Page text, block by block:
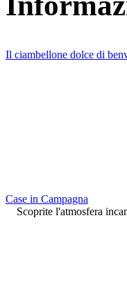
Il ciambellone dolce di
Case in Campagna
Scoprite l'atmosfera